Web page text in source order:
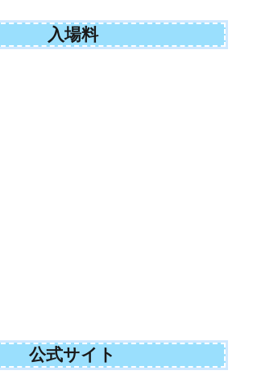
入場料
公式サイト